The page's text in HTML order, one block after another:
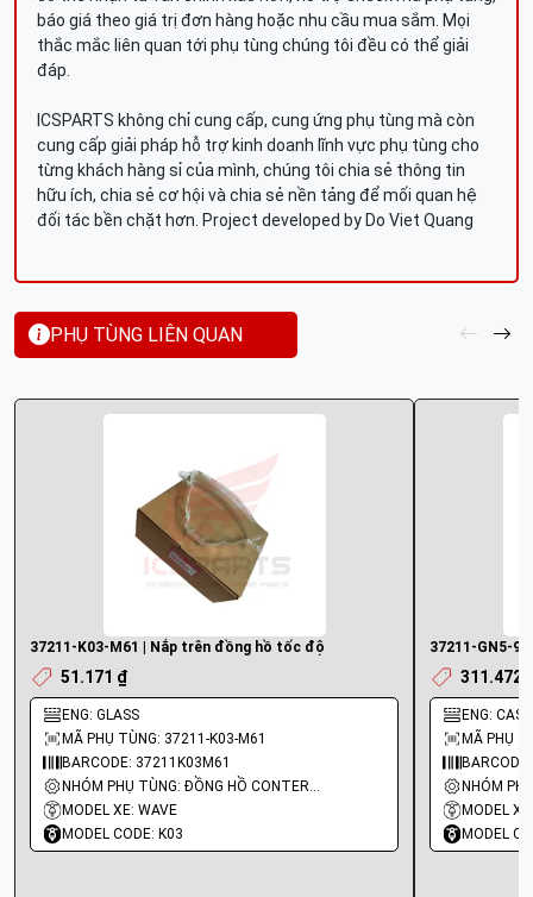
báo giá theo giá trị đơn hàng hoặc nhu cầu mua sắm. Mọi
thắc mắc liên quan tới phụ tùng chúng tôi đều có thể giải
đáp.
ICSPARTS không chỉ cung cấp, cung ứng phụ tùng mà còn
cung cấp giải pháp hỗ trợ kinh doanh lĩnh vực phụ tùng cho
từng khách hàng sỉ của mình, chúng tôi chia sẻ thông tin
hữu ích, chia sẻ cơ hội và chia sẻ nền tảng để mối quan hệ
đối tác bền chặt hơn. Project developed by Do Viet Quang
PHỤ TÙNG LIÊN QUAN
37211-K03-M61 | Nắp trên đồng hồ tốc độ
51.171 ₫
ENG: GLASS
MÃ PHỤ TÙNG: 37211-K03-M61
BARCODE: 37211K03M61
NHÓM PHỤ TÙNG: ĐỒNG HỒ CONTERMET
MODEL XE: WAVE
MODEL CODE: K03
37211-GN5-
311.472
ENG:
MÃ PHỤ
MODEL
MODEL